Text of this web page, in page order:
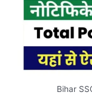
Bihar